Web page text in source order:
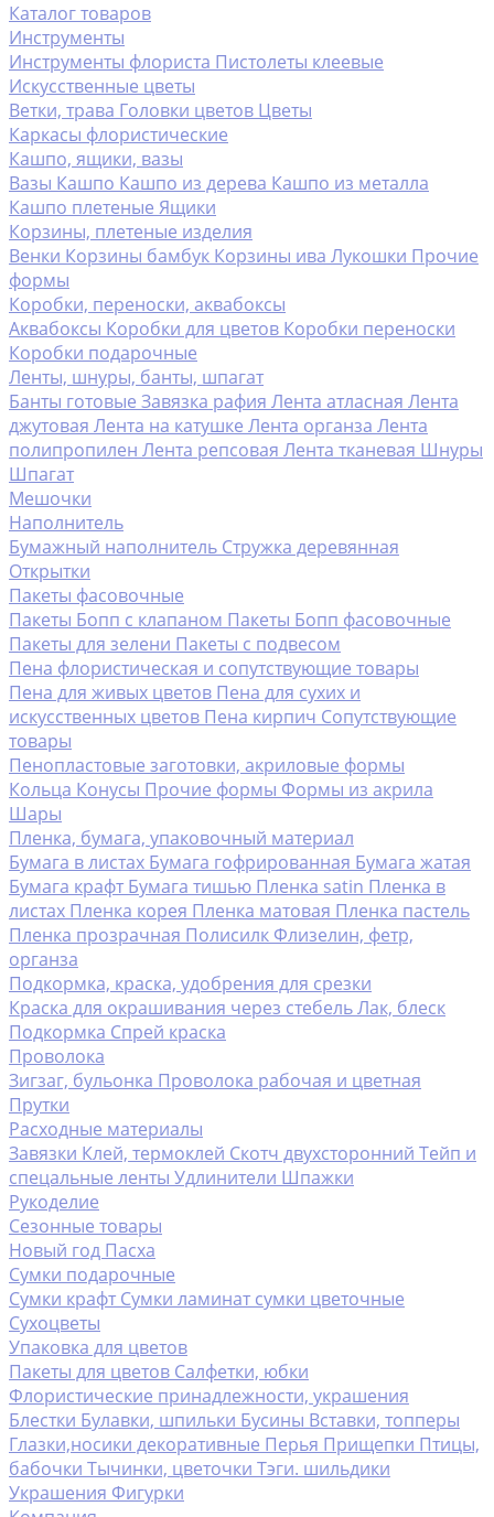
Каталог товаров
Инструменты
Инструменты флориста Пистолеты клеевые
Искусственные цветы
Ветки, трава Головки цветов Цветы
Каркасы флористические
Кашпо, ящики, вазы
Вазы Кашпо Кашпо из дерева Кашпо из металла
Кашпо плетеные Ящики
Корзины, плетеные изделия
Венки Корзины бамбук Корзины ива Лукошки Прочие
формы
Коробки, переноски, аквабоксы
Аквабоксы Коробки для цветов Коробки переноски
Коробки подарочные
Ленты, шнуры, банты, шпагат
Банты готовые Завязка рафия Лента атласная Лента
джутовая Лента на катушке Лента органза Лента
полипропилен Лента репсовая Лента тканевая Шнуры
Шпагат
Мешочки
Наполнитель
Бумажный наполнитель Стружка деревянная
Открытки
Пакеты фасовочные
Пакеты Бопп с клапаном Пакеты Бопп фасовочные
Пакеты для зелени Пакеты с подвесом
Пена флористическая и сопутствующие товары
Пена для живых цветов Пена для сухих и
искусственных цветов Пена кирпич Сопутствующие
товары
Пенопластовые заготовки, акриловые формы
Кольца Конусы Прочие формы Формы из акрила
Шары
Пленка, бумага, упаковочный материал
Бумага в листах Бумага гофрированная Бумага жатая
Бумага крафт Бумага тишью Пленка satin Пленка в
листах Пленка корея Пленка матовая Пленка пастель
Пленка прозрачная Полисилк Флизелин, фетр,
органза
Подкормка, краска, удобрения для срезки
Краска для окрашивания через стебельЛак, блеск
Подкормка Спрей краска
Проволока
Зигзаг, бульонка Проволока рабочая и цветная
Прутки
Расходные материалы
Завязки Клей, термоклей Скотч двухсторонний Тейп и
спецальные ленты Удлинители Шпажки
Рукоделие
Сезонные товары
Новый год Пасха
Сумки подарочные
Сумки крафт Сумки ламинат сумки цветочные
Сухоцветы
Упаковка для цветов
Пакеты для цветов Салфетки, юбки
Флористические принадлежности, украшения
Блестки Булавки, шпильки Бусины Вставки, топперы
Глазки,носики декоративные Перья Прищепки Птицы,
бабочки Тычинки, цветочки Тэги. шильдики
Украшения Фигурки